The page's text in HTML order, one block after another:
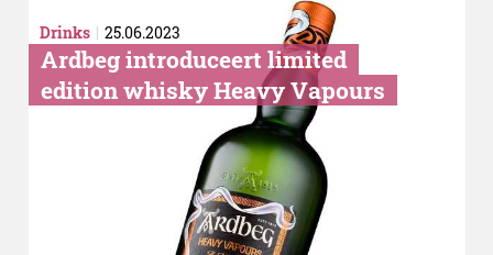
Drinks 25.06.2023
Ardbeg introduceert limited
edition whisky Heavy Vapours